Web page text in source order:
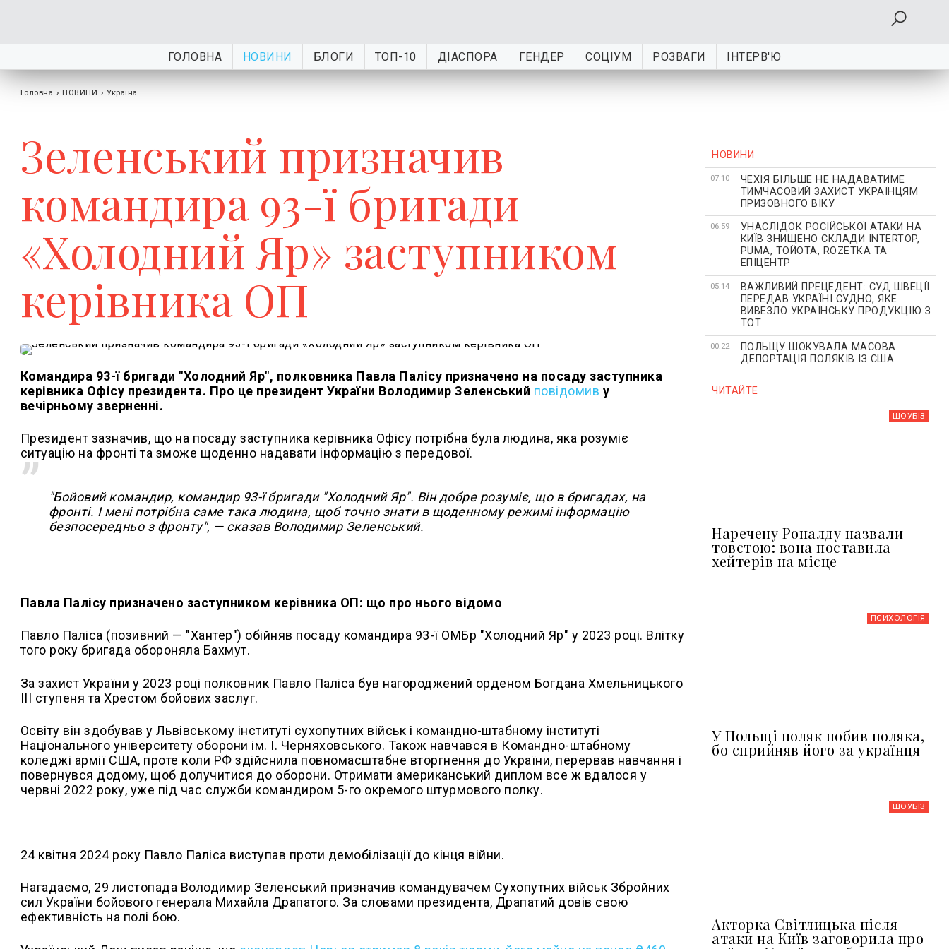
ГОЛОВНА НОВИНИ БЛОГИ ТОП-10 ДІАСПОРА ГЕНДЕР СОЦІУМ РОЗВАГИ ІНТЕРВ'Ю
Головна › НОВИНИ › Україна
Зеленський призначив
командира 93-ї бригади
«Холодний Яр» заступником
керівника ОП
Командира 93-ї бригади "Холодний Яр", полковника Павла Палісу призначено на посаду заступника
керівника Офісу президента. Про це президент України Володимир Зеленський повідомив у
вечірньому зверненні.
Президент зазначив, що на посаду заступника керівника Офісу потрібна була людина, яка розуміє
ситуацію на фронті та зможе щоденно надавати інформацію з передової.
"Бойовий командир, командир 93-ї бригади "Холодний Яр". Він добре розуміє, що в бригадах, на
фронті. І мені потрібна саме така людина, щоб точно знати в щоденному режимі інформацію
безпосередньо з фронту", — сказав Володимир Зеленський.
Павла Палісу призначено заступником керівника ОП: що про нього відомо
Павло Паліса (позивний — "Хантер") обійняв посаду командира 93-ї ОМБр "Холодний Яр" у 2023 році. Влітку
того року бригада обороняла Бахмут.
За захист України у 2023 році полковник Павло Паліса був нагороджений орденом Богдана Хмельницького
ІІІ ступеня та Хрестом бойових заслуг.
Освіту він здобував у Львівському інституті сухопутних військ і командно-штабному інституті
Національного університету оборони ім. І. Черняховського. Також навчався в Командно-штабному
коледжі армії США, проте коли РФ здійснила повномасштабне вторгнення до України, перервав навчання і
повернувся додому, щоб долучитися до оборони. Отримати американський диплом все ж вдалося у
червні 2022 року, уже під час служби командиром 5-го окремого штурмового полку.
24 квітня 2024 року Павло Паліса виступав проти демобілізації до кінця війни.
Нагадаємо, 29 листопада Володимир Зеленський призначив командувачем Сухопутних військ Збройних
сил України бойового генерала Михайла Драпатого. За словами президента, Драпатий довів свою
ефективність на полі бою.
НОВИНИ
07:10
ЧЕХІЯ БІЛЬШЕ НЕ НАДАВАТИМЕ
ТИМЧАСОВИЙ ЗАХИСТ УКРАЇНЦЯМ
ПРИЗОВНОГО ВІКУ
06:59
УНАСЛІДОК РОСІЙСЬКОЇ АТАКИ НА
КИЇВ ЗНИЩЕНО СКЛАДИ INTERTOP,
PUMA, ТОЙОТА, ROZETKA ТА
ЕПІЦЕНТР
05:14
ВАЖЛИВИЙ ПРЕЦЕДЕНТ: СУД ШВЕЦІЇ
ПЕРЕДАВ УКРАЇНІ СУДНО, ЯКЕ
ВИВЕЗЛО УКРАЇНСЬКУ ПРОДУКЦІЮ З
ТОТ
00:22
ПОЛЬЩУ ШОКУВАЛА МАСОВА
ДЕПОРТАЦІЯ ПОЛЯКІВ ІЗ США
ЧИТАЙТЕ
ШОУБIЗ
Наречену Роналду назвали
товстою: вона поставила
хейтерів на місце
ПСИХОЛОГІЯ
У Польщі поляк побив поляка,
бо сприйняв його за українця
ШОУБIЗ
Акторка Світлицька після
атаки на Київ заговорила про